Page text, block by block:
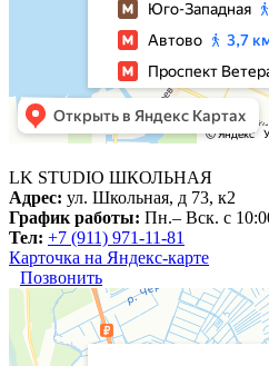
LK STUDIO ШКОЛЬНАЯ
Адрес: ул. Школьная, д 73, к2
График работы: Пн.– Вск. с
Тел: +7 (911) 971-11-81
Карточка на Яндекс-карте
Позвонить